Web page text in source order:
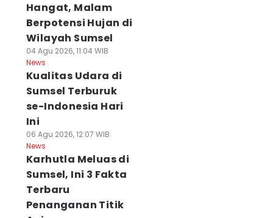
Hangat, Malam
Berpotensi Hujan di
Wilayah Sumsel
04 Agu 2026, 11:04 WIB
News
Kualitas Udara di
Sumsel Terburuk
se-Indonesia Hari
Ini
06 Agu 2026, 12:07 WIB
News
Karhutla Meluas di
Sumsel, Ini 3 Fakta
Terbaru
Penanganan Titik